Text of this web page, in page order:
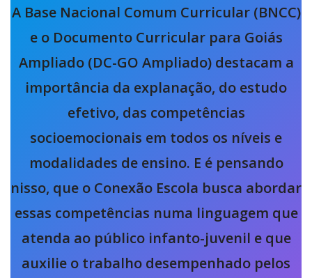
A Base Nacional Comum Curricular (BNCC)
e o Documento Curricular para Goiás
Ampliado (DC-GO Ampliado) destacam a
importância da explanação, do estudo
efetivo, das competências
socioemocionais em todos os níveis e
modalidades de ensino. E é pensando
nisso, que o Conexão Escola busca abordar
essas competências numa linguagem que
atenda ao público infanto-juvenil e que
auxilie o trabalho desempenhado pelos